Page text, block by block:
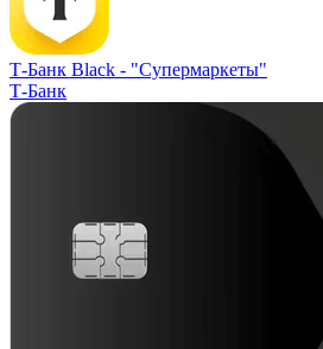
Т-Банк Black - "Супермаркеты"
Т-Банк